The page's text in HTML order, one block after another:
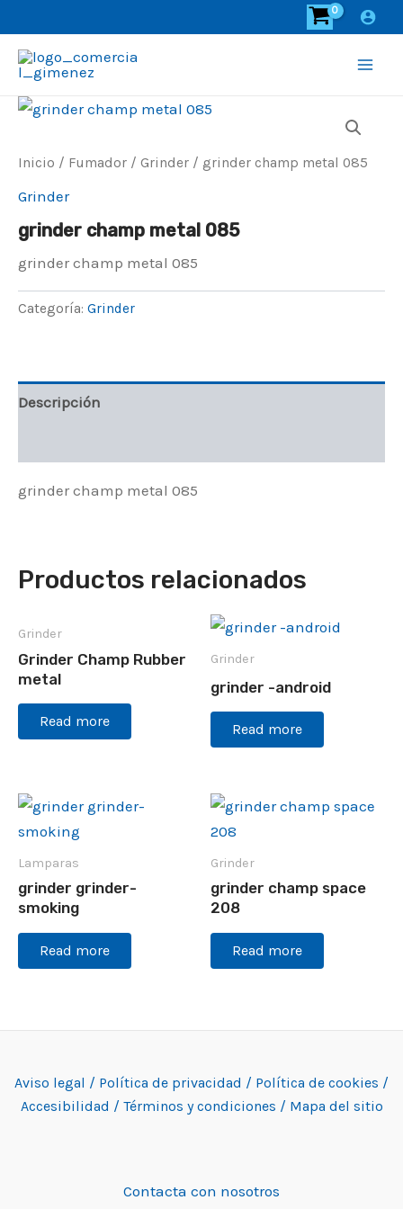
al
contenido
Inicio / Fumador / Grinder / grinder champ metal 085
Grinder
grinder champ metal 085
grinder champ metal 085
Categoría: Grinder
Descripción
grinder champ metal 085
Productos relacionados
Grinder
Grinder Champ Rubber
metal
Read more
Grinder
grinder -android
Read more
Lamparas
grinder grinder-
smoking
Read more
Grinder
grinder champ space
208
Read more
Aviso legal / Política de privacidad / Política de cookies /
Accesibilidad / Términos y condiciones / Mapa del sitio
Contacta con nosotros